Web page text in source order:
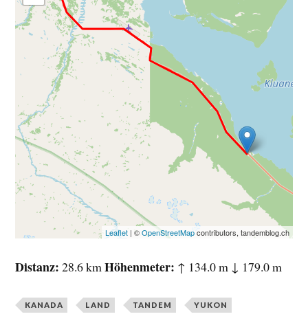
Leaflet| ©OpenStreetMapcontributors, tandemblog.ch
Distanz 28.6 kmHöhenmeter ↑ 134.0 m ↓ 179.0 m
KANADA LAND TANDEM YUKON